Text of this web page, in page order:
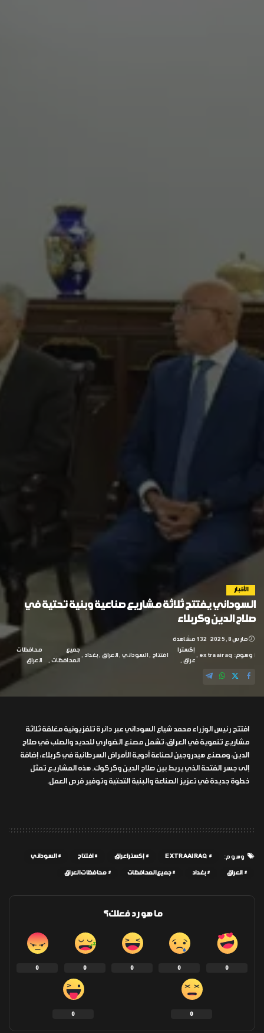
الأخبار
السوداني يفتتح ثلاثة مشاريع صناعية وبنية تحتية في
صلاح الدين وكربلاء
مارس 8, 2025 132 مشاهدة
وسوم: extraairaq
إكسترا
عراق
افتتاح السوداني العراق بغداد
جميع
المحافظات
محافظات
العراق
افتتح رئيس الوزراء محمد شياع السوداني عبر دائرة تلفزيونية مغلقة ثلاثة
مشاريع تنموية في العراق، تشمل مصنع الضواري للحديد والصلب في صلاح
الدين، ومصنع هيدروجين لصناعة أدوية الأمراض السرطانية في كربلاء، إضافة
إلى جسر الفتحة الذي يربط بين صلاح الدين وكركوك. هذه المشاريع تمثل
خطوة جديدة في تعزيز الصناعة والبنية التحتية وتوفير فرص العمل.
وسوم: EXTRAAIRAQ إكسترا عراق افتتاح السوداني
العراق بغداد جميع المحافظات محافظات العراق
ما هو رد فعلك؟
0
0
0
0
0
0
0